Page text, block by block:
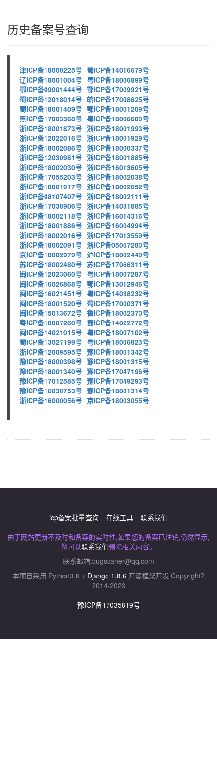
历史备案号查询
津ICP备18000225号 蜀ICP备14016679号
辽ICP备18001004号 粤ICP备18006899号
鄂ICP备09001444号 鄂ICP备17009921号
蜀ICP备12018014号 皖ICP备17008625号
蜀ICP备18001409号 鄂ICP备18001209号
黑ICP备17003368号 粤ICP备18006680号
浙ICP备18001873号 浙ICP备18001993号
浙ICP备12022016号 浙ICP备18001929号
浙ICP备18002086号 浙ICP备18000337号
浙ICP备12030981号 浙ICP备18001885号
浙ICP备18002030号 浙ICP备16013605号
浙ICP备17055203号 浙ICP备18002038号
浙ICP备18001917号 浙ICP备18002052号
浙ICP备08107407号 浙ICP备18002111号
浙ICP备17038906号 浙ICP备14031885号
浙ICP备18002118号 浙ICP备16014316号
浙ICP备18001886号 浙ICP备16004994号
浙ICP备18002016号 浙ICP备17013559号
浙ICP备18002091号 浙ICP备05067280号
京ICP备18002979号 沪ICP备18002440号
苏ICP备18002480号 苏ICP备17066311号
闽ICP备12023060号 粤ICP备18007287号
闽ICP备16026868号 鄂ICP备13012946号
闽ICP备16021451号 粤ICP备14038232号
闽ICP备18001520号 蜀ICP备17000371号
闽ICP备15013672号 鲁ICP备18002370号
粤ICP备18007260号 蜀ICP备14022772号
闽ICP备14021015号 粤ICP备18007102号
蜀ICP备13027199号 粤ICP备18006823号
浙ICP备12009595号 豫ICP备18001342号
豫ICP备18000398号 豫ICP备18001315号
豫ICP备18001340号 豫ICP备17047196号
豫ICP备17012585号 豫ICP备17049293号
豫ICP备16030753号 豫ICP备18001314号
浙ICP备16000056号 京ICP备18003055号
icp备案批量查询 在线工具
联系我们
由于网站更新不及时和备案的实时性,如果您的备案已注销,仍然显示,
您可以联系我们删除相关内容。
联系邮箱:bugscaner@qq.com
本项目采用 Python3.8 + Django 1.8.6 开源框架开发 Copyright?
2014-2023
豫ICP备17035819号